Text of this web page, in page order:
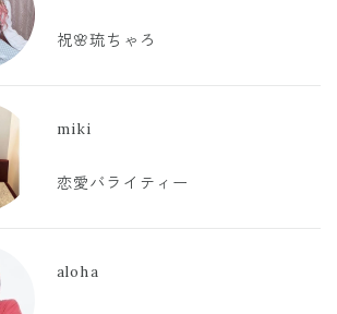
祝🌸琉ちゃろ
miki
恋愛バライティー
aloha